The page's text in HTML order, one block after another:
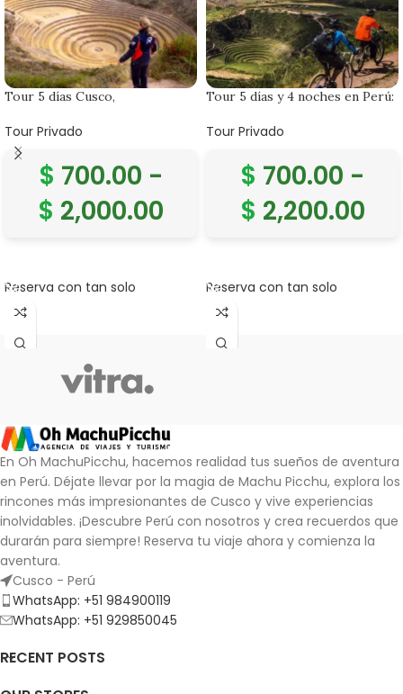
Tour 5 días Cusco,
con Pernocte en Valle Sagrado.
Tour Privado
$ 700.00 -
$ 2,000.00
Reserva con tan solo
Tour 5 días y 4 noches en Perú:
Picchu con pernocte en Aguas
Tour Privado
$ 700.00 -
$ 2,200.00
Reserva con tan solo
En Oh MachuPicchu, hacemos realidad tus sueños de aventura
en Perú. Déjate llevar por la magia de Machu Picchu, explora los
rincones más impresionantes de Cusco y vive experiencias
inolvidables. ¡Descubre Perú con nosotros y crea recuerdos que
durarán para siempre! Reserva tu viaje ahora y comienza la
aventura.
Cusco - Perú
WhatsApp: +51 984900119
WhatsApp: +51 929850045
RECENT POSTS